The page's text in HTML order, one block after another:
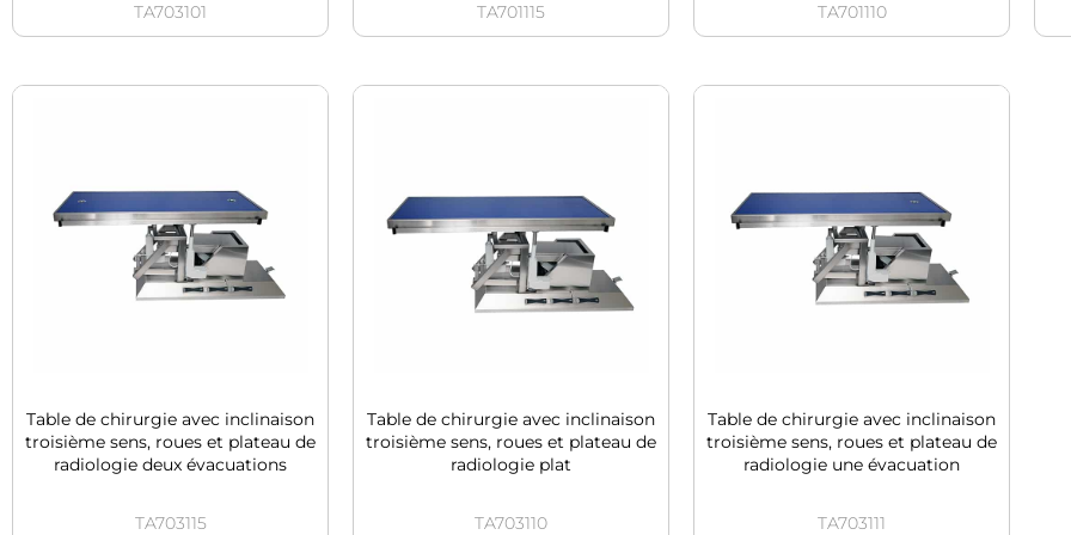
TA703101 TA701115 TA701110
Table de chirurgie avec inclinaison
troisième sens, roues et plateau de
radiologie deux évacuations
TA703115
Table de chirurgie avec inclinaison
troisième sens, roues et plateau de
radiologie plat
TA703110
Table de chirurgie avec inclinaison
troisième sens, roues et plateau de
radiologie une évacuation
TA703111